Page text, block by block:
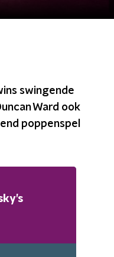
swingende
Ward ook
poppenspel